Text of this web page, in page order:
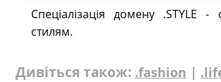
Спеціалізація домену .STYLE
стилям.
Дивіться також: .fashion |